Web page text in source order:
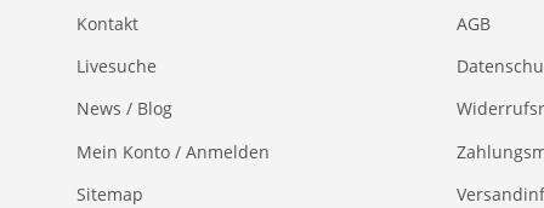
Kontakt
Livesuche
News / Blog
Mein Konto / Anmelden
Sitemap
AGB